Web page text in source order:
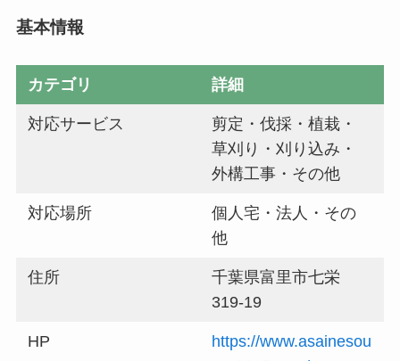
基本情報
カテゴリ 詳細
対応サービス
剪定・伐採・植栽・
草刈り・刈り込み・
外構工事・その他
対応場所
個人宅・法人・その
他
住所
千葉県富里市七栄
319-19
HP
https://www.asainesou